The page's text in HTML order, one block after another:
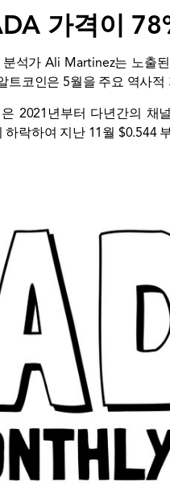
가격이
석가 Ali Martinez는 노출된
트코인은 5월을 주요 역사
2021년부터 다년간의
락하여 지난 11월 $0.544